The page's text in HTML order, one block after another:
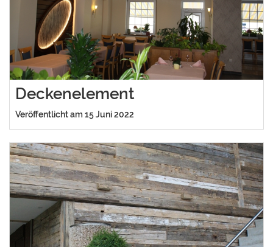
Deckenelement
Veröffentlicht am 15 Juni 2022